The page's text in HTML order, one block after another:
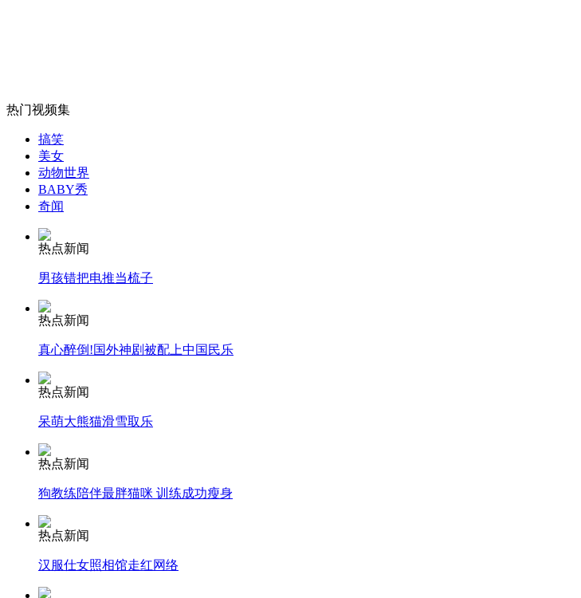
女孩北京地铁殴打老人 痛下狠手拳打脚踢
无痛分娩是否安全 医生回应
外交部：反对强权政治霸凌主义
外交部：有关国家言论片面不公正
安徽一实载49人客车翻车
走！跟着总书记去植树
消防员救轻生者 花炮节热闹非凡 减压"枕头大战"
纽约上演“枕头大战”
热门视频集
搞笑
美女
动物世界
BABY秀
奇闻
热点新闻
男孩错把电推当梳子
热点新闻
真心醉倒!国外神剧被配上中国民乐
热点新闻
呆萌大熊猫滑雪取乐
热点新闻
狗教练陪伴最胖猫咪 训练成功瘦身
热点新闻
汉服仕女照相馆走红网络